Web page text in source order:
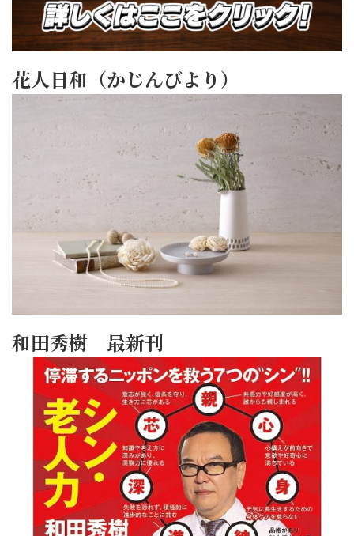
花人日和（かじんびより）
和田秀樹 最新刊